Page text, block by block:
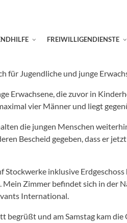
FREIWILLIGENDIENSTE
für Jugendliche und junge
die zuvor in
vier Männer und liegt
die jungen Menschen
Bescheid gegeben, dass er
inklusive
Zimmer befindet sich in der
International.
und am Samstag kam